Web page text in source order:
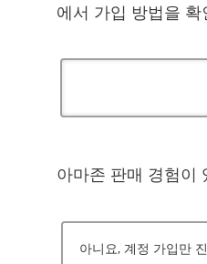
에서 가입 방법을
아마존 판매 경험이
아니요, 계정 가입만